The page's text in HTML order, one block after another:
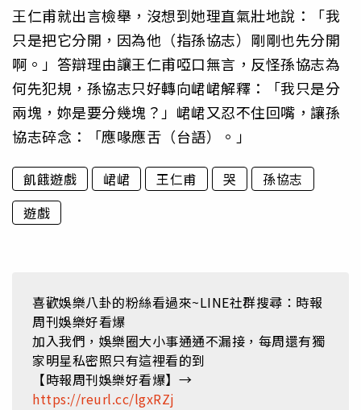
王仁甫就出言檢舉，沒想到她理直氣壯地說：「我
只是把它分開，因為他（指孫協志）剛剛也先分開
啊。」答辯理由讓王仁甫啞口無言，反怪孫協志為
何先犯規，孫協志只好轉向峮峮解釋：「我只是分
兩塊，妳是要分幾塊？」峮峮又忍不住回嘴，讓孫
協志碎念：「應喙應舌（台語）。」
飢餓遊戲 峮峮 王仁甫 哭
孫協志
遊戲
喜歡娛樂八卦的粉絲看過來~LINE社群搜尋：時報
周刊娛樂好看爆
加入我們，娛樂圈大小事通通不漏接，每周還有獨
家明星私密照只有這裡看的到
【時報周刊娛樂好看爆】→
https://reurl.cc/lgxRZj